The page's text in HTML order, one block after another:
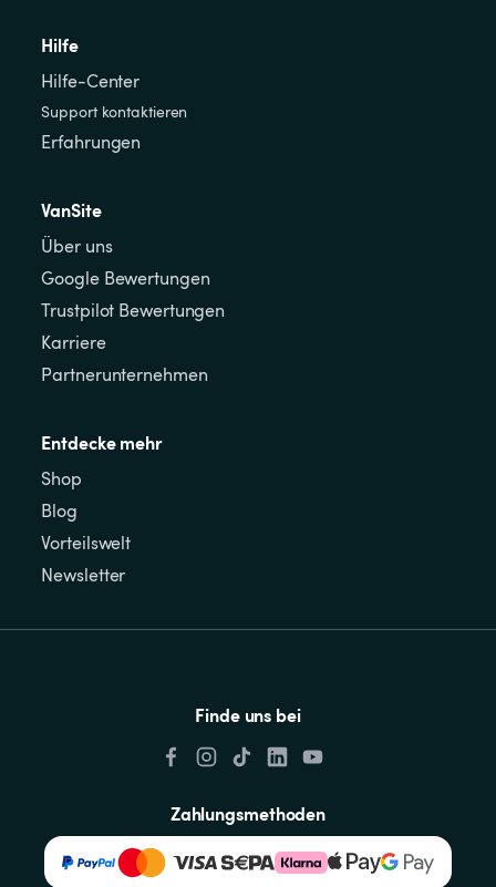
Hilfe
Hilfe-Center
Support kontaktieren
Erfahrungen
VanSite
Über uns
Google Bewertungen
Trustpilot Bewertungen
Karriere
Partnerunternehmen
Entdecke mehr
Shop
Blog
Vorteilswelt
Newsletter
Finde uns bei
Zahlungsmethoden